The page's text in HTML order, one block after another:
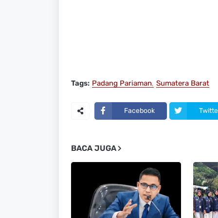
Tags: Padang Pariaman Sumatera Barat
Facebook
BACA JUGA